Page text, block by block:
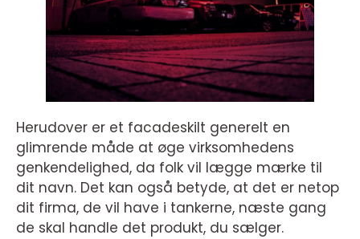
Herudover er et facadeskilt generelt en
glimrende måde at øge virksomhedens
genkendelighed, da folk vil lægge mærke til
dit navn. Det kan også betyde, at det er netop
dit firma, de vil have i tankerne, næste gang
de skal handle det produkt, du sælger.